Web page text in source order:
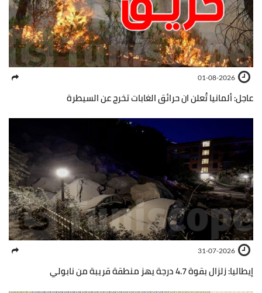
01-08-2026
عاجل: ألمانيا تُعلن ان حرائق الغابات تخرج عن السيطرة
31-07-2026
إيطاليا: زلزال بقوة 4.7 درجة يهز منطقة قريبة من نابولي